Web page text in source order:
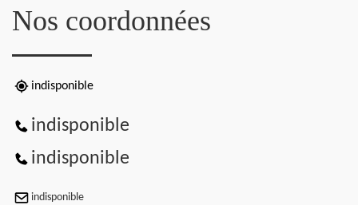
Nos coordonnées
indisponible
indisponible
indisponible
indisponible